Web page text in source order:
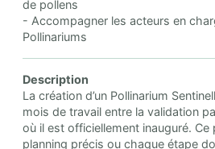
de pollens
- Accompagner les acteurs en
Pollinariums
Description
La création d’un Pollinarium
mois de travail entre la validation
où il est officiellement inauguré. Ce
planning précis ou chaque étape